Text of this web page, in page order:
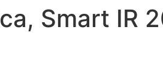
Smart IR